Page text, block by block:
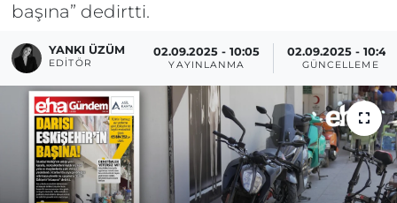
başına” dedirtti.
YANKI ÜZÜM
EDITÖR
02.09.2025 - 10:05
YAYINLANMA
02.09.2025 - 10:43
GÜNCELLEME